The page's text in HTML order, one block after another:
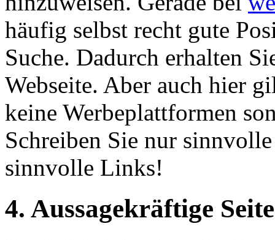
häufig selbst recht gute
Suche. Dadurch erhalten
Webseite. Aber auch hier
keine Werbeplattformen
Schreiben Sie nur
sinnvolle Links!
4. Aussagekräftige